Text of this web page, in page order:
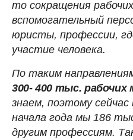
то сокращения
вспомогательный
юристы, профессии,
участие человека.
По таким
300- 400 тыс. рабочих
знаем, поэтому
начала года мы 186
другим профессиям.